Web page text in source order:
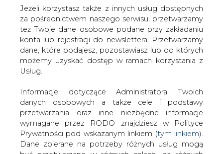
dane, które podajesz, pozostawiasz lub do których
możemy uzyskać dostęp w ramach korzystania z
Usług.
Informacje dotyczące Administratora Twoich
danych osobowych a także cele i podstawy
przetwarzania oraz inne niezbędne informacje
Prywatności pod wskazanym linkiem (tym linkiem).
Dane zbierane na potrzeby różnych usług mogą
być przetwarzane w różnych celach, na różnych
podstawach.
Pamiętaj, że w związku z przetwarzaniem danych
2020-09-25 01:51
drukuj
skomentuj
udostępnij: